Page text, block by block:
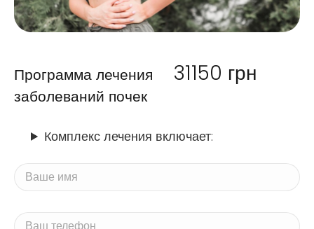
Программа лечения
заболеваний почек
31150 грн
Комплекс лечения включает: